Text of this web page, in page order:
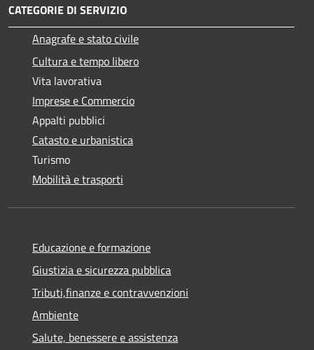
CATEGORIE DI SERVIZIO
Anagrafe e stato civile
Cultura e tempo libero
Vita lavorativa
Imprese e Commercio
Appalti pubblici
Catasto e urbanistica
Turismo
Mobilità e trasporti
Educazione e formazione
Giustizia e sicurezza pubblica
Tributi,finanze e contravvenzioni
Ambiente
Salute, benessere e assistenza